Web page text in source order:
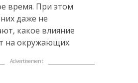
время. При этом
даже не
какое влияние
на окружающих.